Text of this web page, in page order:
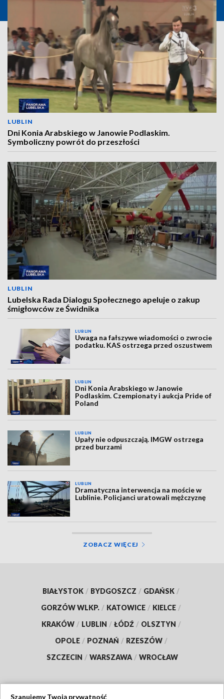
LUBLIN
Dni Konia Arabskiego w Janowie Podlaskim.
Symboliczny powrót do przeszłości
LUBLIN
Lubelska Rada Dialogu Społecznego apeluje o zakup
śmigłowców ze Świdnika
LUBLIN
Uwaga na fałszywe wiadomości o zwrocie
podatku. KAS ostrzega przed oszustwem
LUBLIN
Dni Konia Arabskiego w Janowie
Podlaskim. Czempionaty i aukcja Pride of
Poland
LUBLIN
Upały nie odpuszczają. IMGW ostrzega
przed burzami
LUBLIN
Dramatyczna interwencja na moście w
Lublinie. Policjanci uratowali mężczyznę
ZOBACZ WIĘCEJ
BIAŁYSTOK / BYDGOSZCZ / GDAŃSK /
GORZÓW WLKP. / KATOWICE / KIELCE /
KRAKÓW / LUBLIN / ŁÓDŹ / OLSZTYN /
OPOLE / POZNAŃ / RZESZÓW /
SZCZECIN / WARSZAWA / WROCŁAW
Szanujemy Twoją prywatność